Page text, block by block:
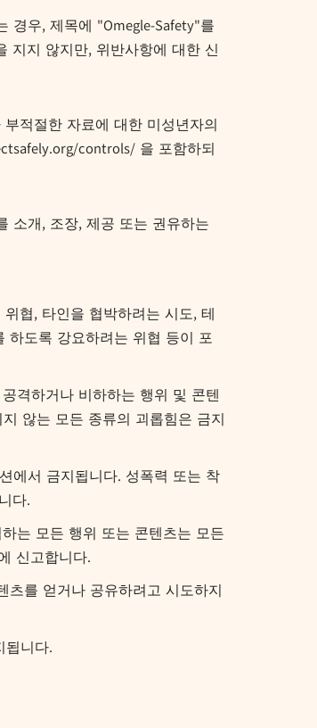
경우, 제목에 "Omegle-Safety"를
지지 않지만, 위반사항에 대한 신
적절한 자료에 대한 미성년자의
controls/ 을 포함하되
소개, 조장, 제공 또는 권유하는
협, 타인을 협박하려는 시도, 테
하도록 강요하려는 위협 등이 포
격하거나 비하하는 행위 및 콘텐
않는 모든 종류의 괴롭힘은 금지
에서 금지됩니다. 성폭력 또는 착
다.
는 모든 행위 또는 콘텐츠는 모든
신고합니다.
를 얻거나 공유하려고 시도하지
됩니다.